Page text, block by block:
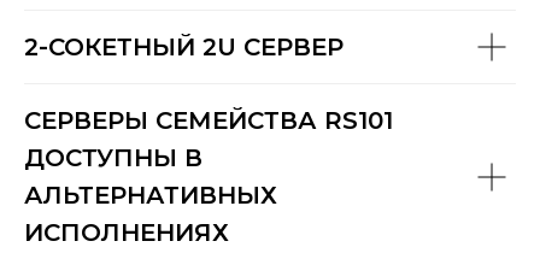
2-СОКЕТНЫЙ 2U СЕРВЕР
СЕРВЕРЫ СЕМЕЙСТВА RS101
ДОСТУПНЫ В
АЛЬТЕРНАТИВНЫХ
ИСПОЛНЕНИЯХ